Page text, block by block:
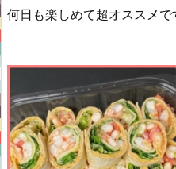
何日も楽しめて超オススメで